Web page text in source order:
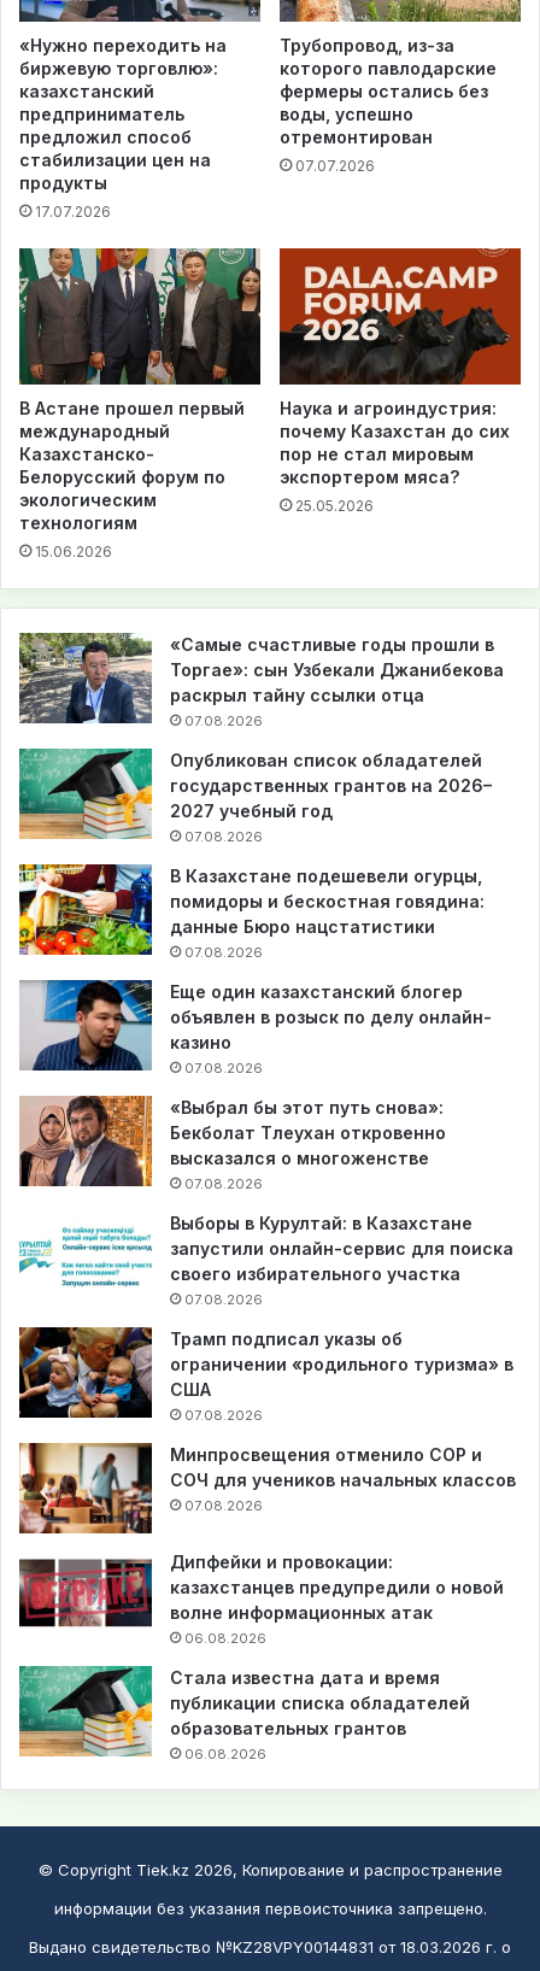
«Нужно переходить на
биржевую торговлю»:
казахстанский
предприниматель
предложил способ
стабилизации цен на
продукты
17.07.2026
Трубопровод, из-за
которого павлодарские
фермеры остались без
воды, успешно
отремонтирован
07.07.2026
В Астане прошел первый
международный
Казахстанско-
Белорусский форум по
экологическим
технологиям
15.06.2026
Наука и агроиндустрия:
почему Казахстан до сих
пор не стал мировым
экспортером мяса?
25.05.2026
«Самые счастливые годы прошли в
Торгае»: сын Узбекали Джанибекова
раскрыл тайну ссылки отца
07.08.2026
Опубликован список обладателей
государственных грантов на 2026–
2027 учебный год
07.08.2026
В Казахстане подешевели огурцы,
помидоры и бескостная говядина:
данные Бюро нацстатистики
07.08.2026
Еще один казахстанский блогер
объявлен в розыск по делу онлайн-
казино
07.08.2026
«Выбрал бы этот путь снова»:
Бекболат Тлеухан откровенно
высказался о многоженстве
07.08.2026
Выборы в Курултай: в Казахстане
запустили онлайн-сервис для поиска
своего избирательного участка
07.08.2026
Трамп подписал указы об
ограничении «родильного туризма» в
США
07.08.2026
Минпросвещения отменило СОР и
СОЧ для учеников начальных классов
07.08.2026
Дипфейки и провокации:
казахстанцев предупредили о новой
волне информационных атак
06.08.2026
Стала известна дата и время
публикации списка обладателей
образовательных грантов
06.08.2026
© Copyright Tiek.kz 2026, Копирование и распространение
информации без указания первоисточника запрещено.
Выдано свидетельство №KZ28VPY00144831 от 18.03.2026 г. о